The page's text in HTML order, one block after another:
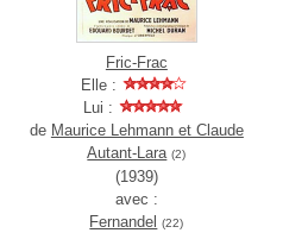
Fric-Frac
Elle :
Lui :
de Maurice Lehmann et Claude
Autant-Lara (2)
(1939)
avec :
Fernandel
(22)